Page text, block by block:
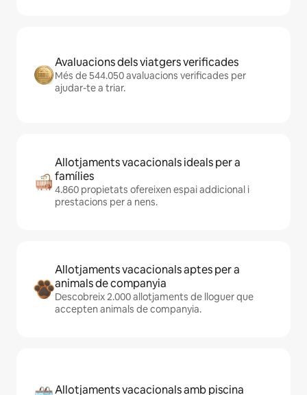
Avaluacions dels viatgers verificades
Més de 544.050 avaluacions verificades per
ajudar-te a triar.
Allotjaments vacacionals ideals per a
famílies
4.860 propietats ofereixen espai addicional i
prestacions per a nens.
Allotjaments vacacionals aptes per a
animals de companyia
Descobreix 2.000 allotjaments de lloguer que
accepten animals de companyia.
Allotjaments vacacionals amb piscina